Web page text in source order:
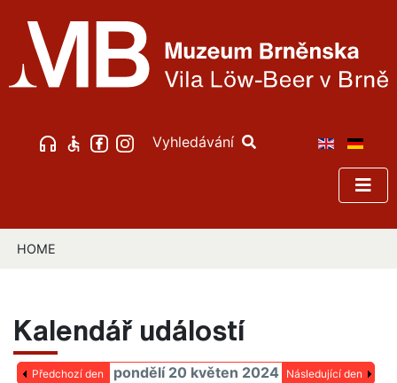
Vyhledávání
HOME
Kalendář událostí
Předchozí den pondělí 20 květen 2024 Následující den